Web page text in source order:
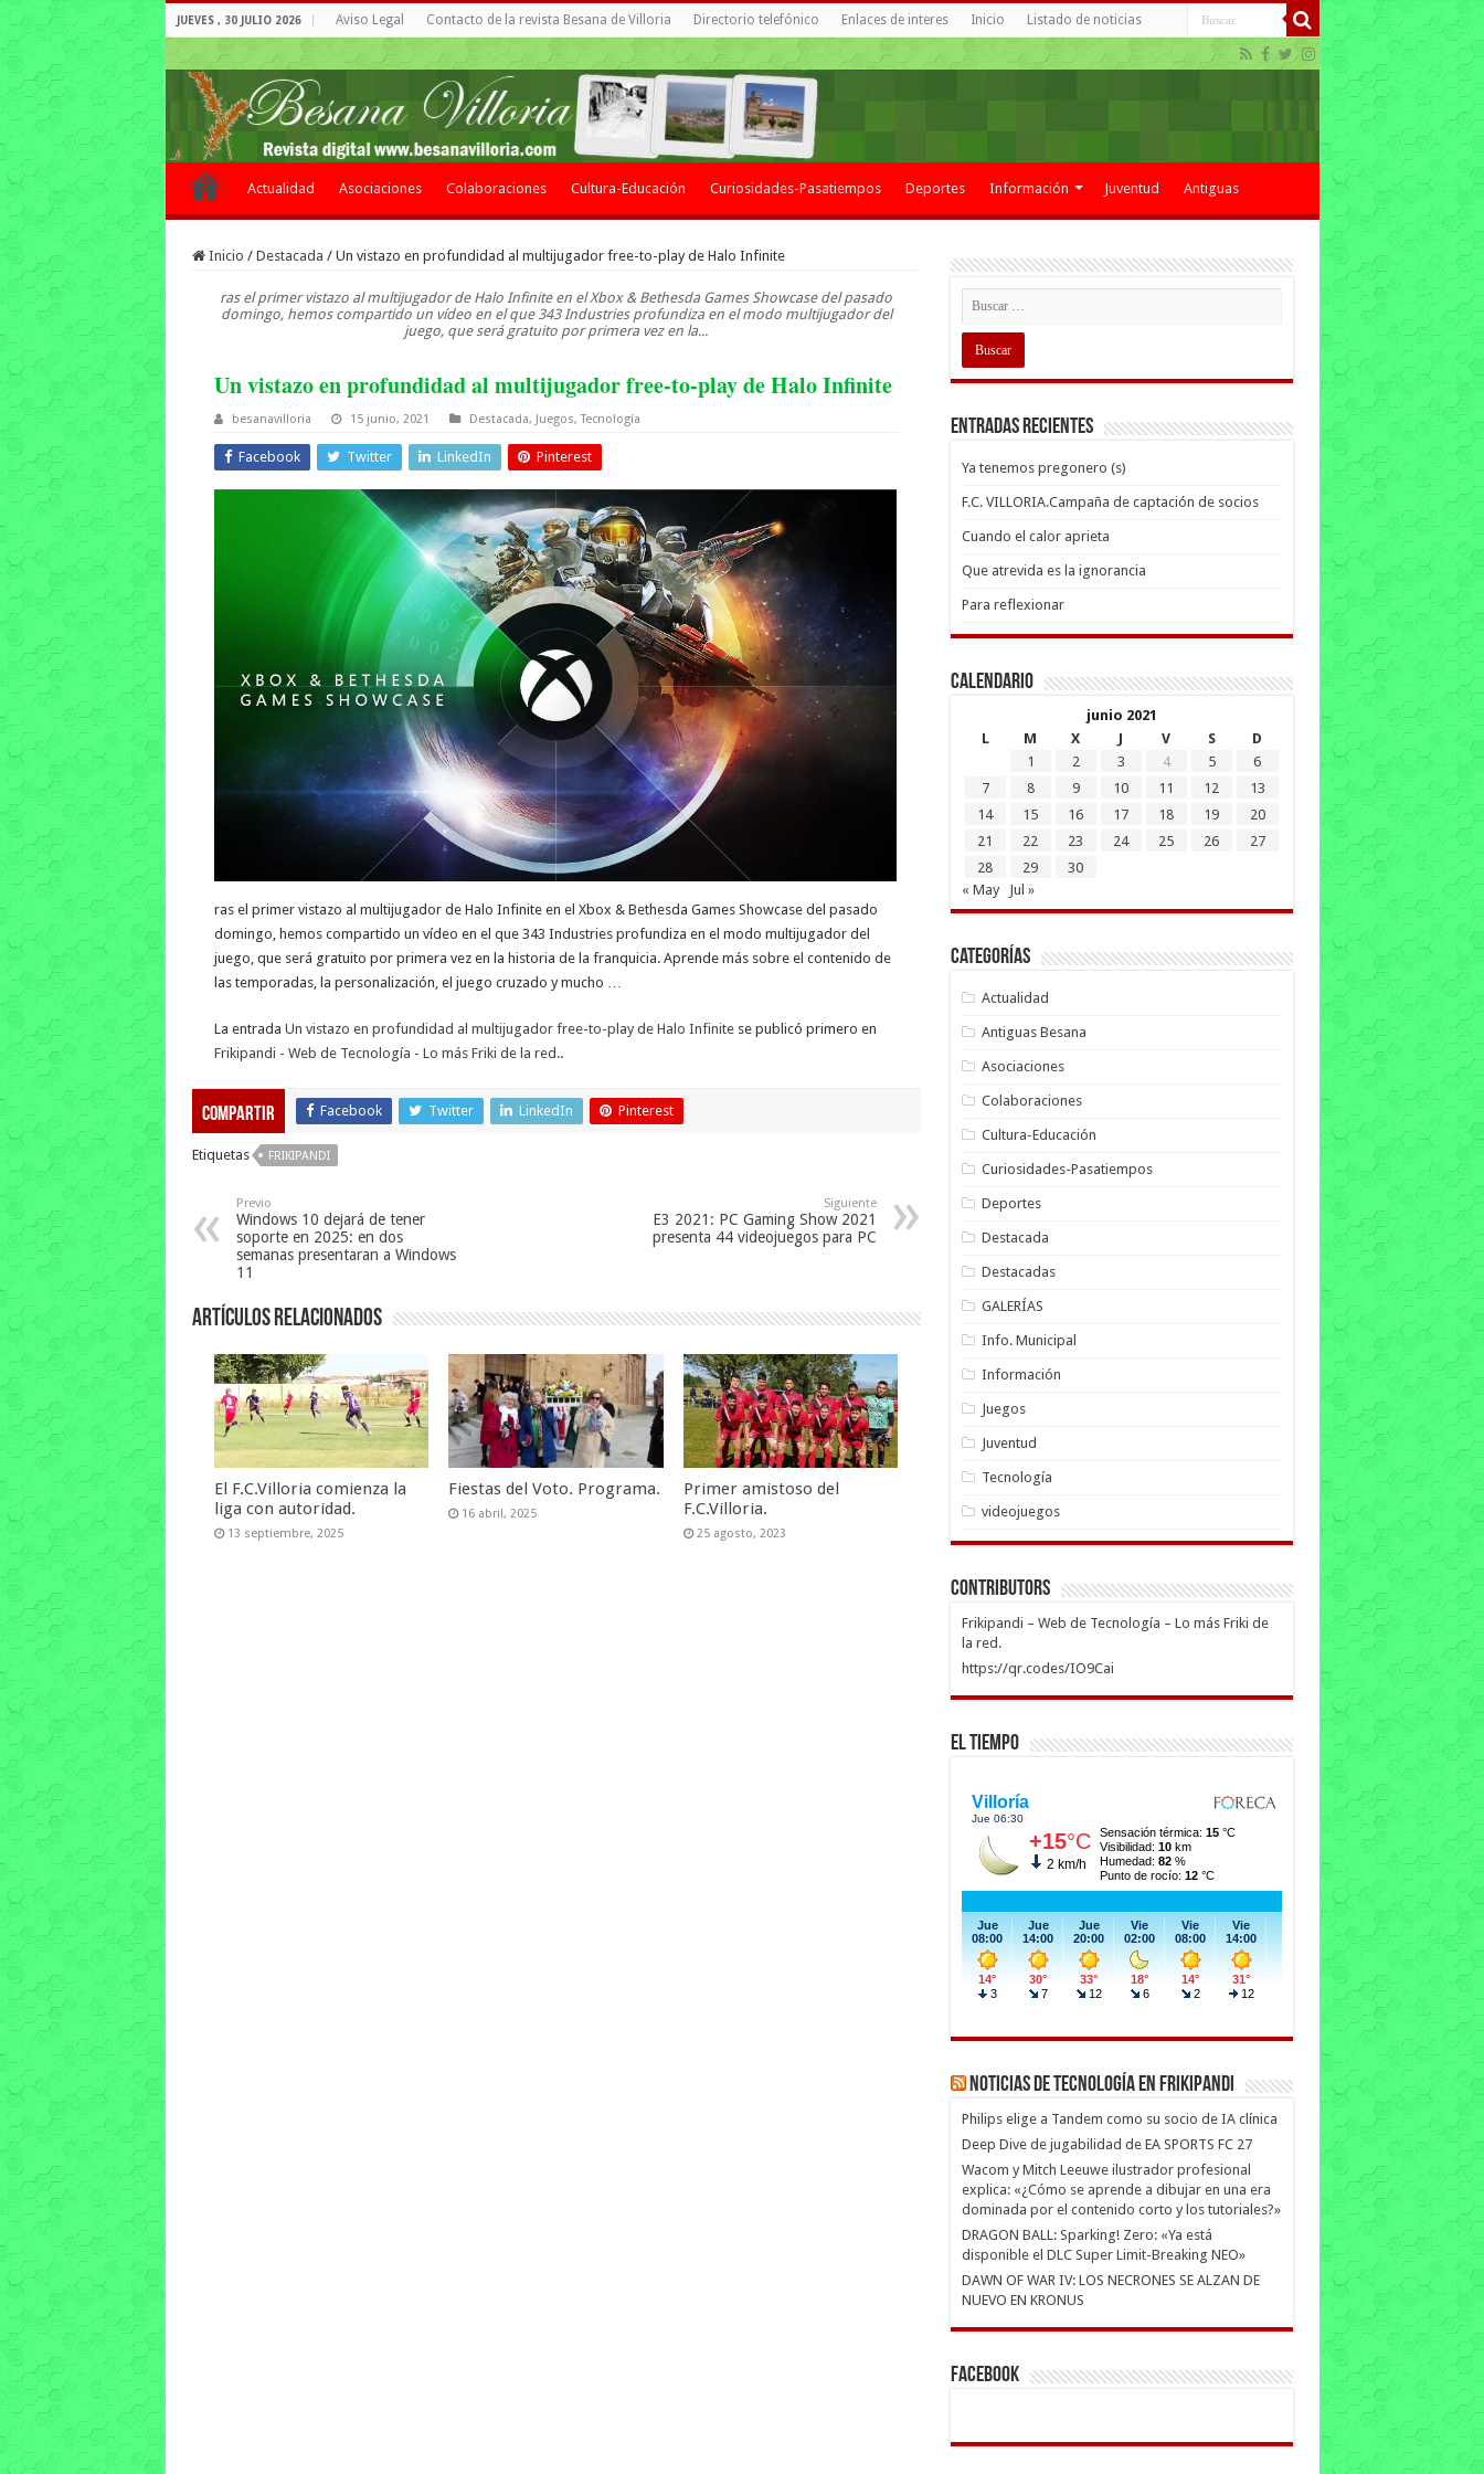
JUEVES , 30 JULIO 2026 Aviso Legal Contacto de la revista Besana de Villoria Directorio telefónico Enlaces de interes Inicio Listado de noticias
Actualidad Asociaciones Colaboraciones Cultura-Educación Curiosidades-Pasatiempos Deportes Información Juventud Antiguas
Inicio / Destacada / Un vistazo en profundidad al multijugador free-to-play de Halo Infinite
ras el primer vistazo al multijugador de Halo Infinite en el Xbox & Bethesda Games Showcase del pasado
domingo, hemos compartido un vídeo en el que 343 Industries profundiza en el modo multijugador del
juego, que será gratuito por primera vez en la...
Un vistazo en profundidad al multijugador free-to-play de Halo Infinite
besanavilloria 15 junio, 2021 Destacada, Juegos,Tecnología
Facebook Twitter LinkedIn Pinterest
ras el primer vistazo al multijugador de Halo Infinite en el Xbox & Bethesda Games Showcase del pasado
domingo, hemos compartido un vídeo en el que 343 Industries profundiza en el modo multijugador del
juego, que será gratuito por primera vez en la historia de la franquicia. Aprende más sobre el contenido de
las temporadas, la personalización, el juego cruzado y mucho …
La entrada Un vistazo en profundidad al multijugador free-to-play de Halo Infinitese publicó primero en
Frikipandi - Web de Tecnología - Lo más Friki de la red..
Compartir Facebook Twitter LinkedIn Pinterest
Etiquetas FRIKIPANDI
Previo
Windows 10 dejará de tener
soporte en 2025: en dos
semanas presentaran a Windows
11
Siguiente
E3 2021: PC Gaming Show 2021
presenta 44 videojuegos para PC
Artículos relacionados
El F.C.Villoria comienza la
liga con autoridad.
13 septiembre, 2025
Fiestas del Voto. Programa.
16 abril, 2025
Primer amistoso del
F.C.Villoria.
25 agosto, 2023
Entradas recientes
Ya tenemos pregonero (s)
F.C. VILLORIA.Campaña de captación de socios
Cuando el calor aprieta
Que atrevida es la ignorancia
Para reflexionar
Calendario
junio 2021
L
M X J V S
D
1
2 3 4 5
6
7
8 9 10 11 12
13
14
15 16 17 18 19
20
21
22 23 24 25 26
27
28
29
30
« May
Jul »
Categorías
Actualidad
Antiguas Besana
Asociaciones
Colaboraciones
Cultura-Educación
Curiosidades-Pasatiempos
Deportes
Destacada
Destacadas
GALERÍAS
Info. Municipal
Información
Juegos
Juventud
Tecnología
videojuegos
Contributors
Frikipandi – Web de Tecnología – Lo más Friki de
la red.
https://qr.codes/IO9Cai
El Tiempo
Noticias de Tecnología en Frikipandi
Philips elige a Tandem como su socio de IA clínica
Deep Dive de jugabilidad de EA SPORTS FC 27
Wacom y Mitch Leeuwe ilustrador profesional
explica: «¿Cómo se aprende a dibujar en una era
dominada por el contenido corto y los tutoriales?»
DRAGON BALL: Sparking! Zero: «Ya está
disponible el DLC Super Limit-Breaking NEO»
DAWN OF WAR IV: LOS NECRONES SE ALZAN DE
NUEVO EN KRONUS
Facebook